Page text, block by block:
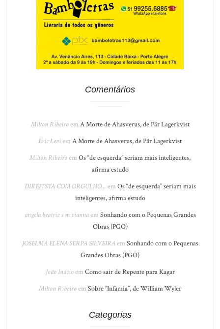
Comentários
Milton Ribeiroem A Morte de Ahasverus, de Pär Lagerkvist
Eric Leviem A Morte de Ahasverus, de Pär Lagerkvist
Milton Ribeiroem Os “de esquerda” seriam mais inteligentes,
afirma estudo
DIREITSTA COM ORGULHO... em Os “de esquerda” seriam mais
inteligentes, afirma estudo
angela beatriz s m viannaem Sonhando com o Pequenas Grandes
Obras (PGO)
JOSELMA ELENA SERPA SILVEIRAem Sonhando com o Pequenas
Grandes Obras (PGO)
João Inácioem Como sair de Repente para Kagar
Milton Ribeiroem Sobre “Infâmia”, de William Wyler
Categorias